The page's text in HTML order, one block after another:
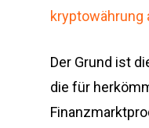
kryptowährung
Der Grund ist
die für